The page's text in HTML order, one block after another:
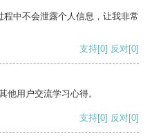
中不会泄露个人信息，让我非常
支持[0] 反对[0]
他用户交流学习心得。
支持[0] 反对[0]